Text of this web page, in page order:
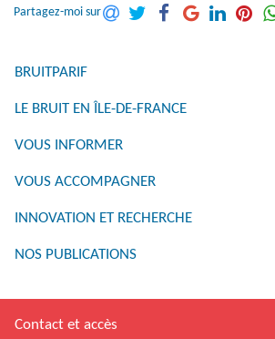
Partagez-moi sur
BRUITPARIF
LE BRUIT EN ÎLE-DE-FRANCE
VOUS INFORMER
VOUS ACCOMPAGNER
INNOVATION ET RECHERCHE
NOS PUBLICATIONS
Contact et accès